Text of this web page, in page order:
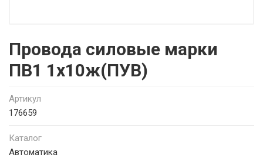
Провода силовые марки
ПВ1 1х10ж(ПУВ)
Артикул
176659
Каталог
Автоматика